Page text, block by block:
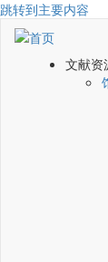
跳转到主要内容
文献资